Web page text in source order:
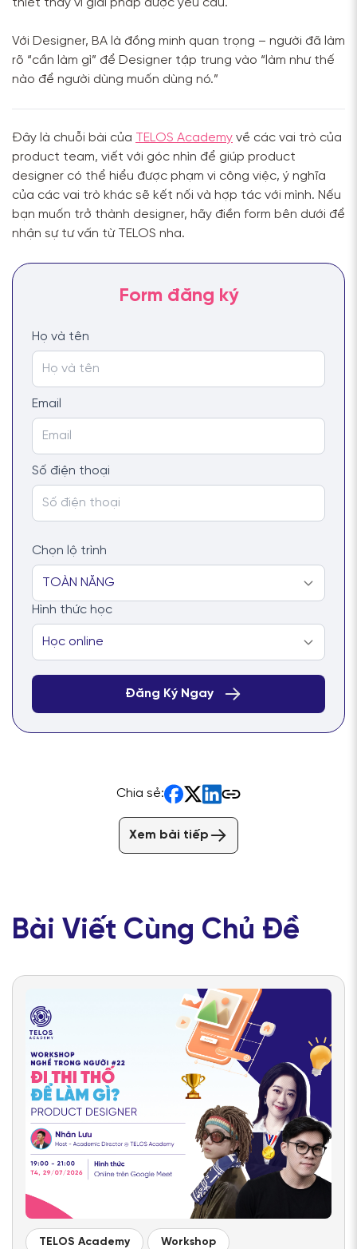
Với Designer, BA là đồng minh quan trọng – người đã làm
rõ “cần làm gì” để Designer tập trung vào “làm như thế
nào để người dùng muốn dùng nó.”
Đây là chuỗi bài của TELOS Academy về các vai trò của
product team, viết với góc nhìn để giúp product
designer có thể hiểu được phạm vi công việc, ý nghĩa
của các vai trò khác sẽ kết nối và hợp tác với mình. Nếu
bạn muốn trở thành designer, hãy điền form bên dưới để
nhận sự tư vấn từ TELOS nha.
Họ và tên
Email
Số điện thoại
Chọn lộ trình
Hình thức học
Chia sẻ:
Xem bài tiếp
Bài Viết Cùng Chủ Đề
TELOS Academy Workshop